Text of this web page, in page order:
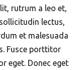
rutrum a leo et,
lectus,
et malesuada
Fusce porttitor
eget. Donec eget